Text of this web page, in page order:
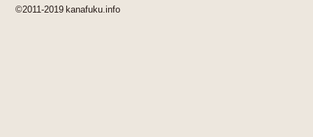
©2011-2019 kanafuku.info